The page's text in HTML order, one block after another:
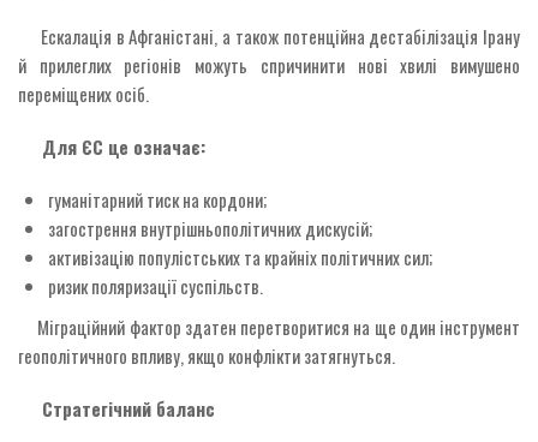
Ескалація в Афганістані, а також потенційна дестабілізація Ірану
й прилеглих регіонів можуть спричинити нові хвилі вимушено
переміщених осіб.
Для ЄС це означає:
гуманітарний тиск на кордони;
загострення внутрішньополітичних дискусій;
активізацію популістських та крайніх політичних сил;
ризик поляризації суспільств.
Міграційний фактор здатен перетворитися на ще один інструмент
геополітичного впливу, якщо конфлікти затягнуться.
Стратегічний баланс